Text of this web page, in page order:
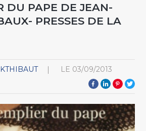
DU PAPE DE JEAN-
PRESSES DE LA
LE 03/09/2013